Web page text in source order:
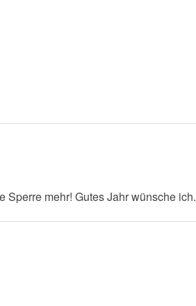
mehr! Gutes Jahr wünsche ich.